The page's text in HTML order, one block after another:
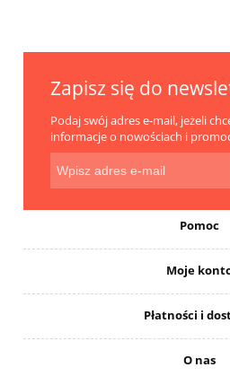
Zapisz się do
Podaj swój adres e-mail, jeżeli
informacje o nowościach i
Pomoc
Moje
Płatności i
O nas